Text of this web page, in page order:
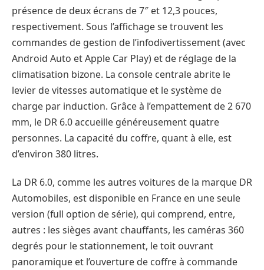
présence de deux écrans de 7″ et 12,3 pouces,
respectivement. Sous l’affichage se trouvent les
commandes de gestion de l’infodivertissement (avec
Android Auto et Apple Car Play) et de réglage de la
climatisation bizone. La console centrale abrite le
levier de vitesses automatique et le système de
charge par induction. Grâce à l’empattement de 2 670
mm, le DR 6.0 accueille généreusement quatre
personnes. La capacité du coffre, quant à elle, est
d’environ 380 litres.
La DR 6.0, comme les autres voitures de la marque DR
Automobiles, est disponible en France en une seule
version (full option de série), qui comprend, entre,
autres : les sièges avant chauffants, les caméras 360
degrés pour le stationnement, le toit ouvrant
panoramique et l’ouverture de coffre à commande